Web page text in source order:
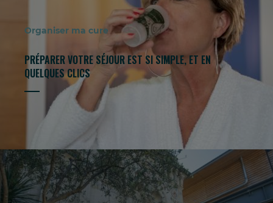
Organiser ma cure
PRÉPARER VOTRE SÉJOUR EST SI SIMPLE, ET EN
QUELQUES CLICS